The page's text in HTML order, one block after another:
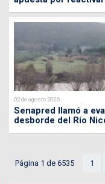
02 de agosto 2026
Senapred llamó a
desborde del Río
Página 1 de 6535 1